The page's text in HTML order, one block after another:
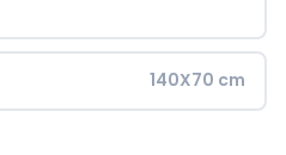
140X70 cm